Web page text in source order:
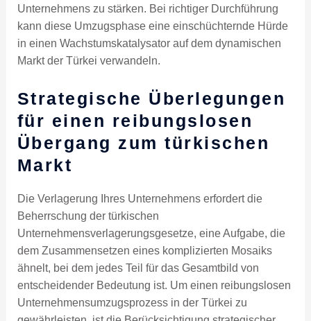
Unternehmens zu stärken. Bei richtiger Durchführung
kann diese Umzugsphase eine einschüchternde Hürde
in einen Wachstumskatalysator auf dem dynamischen
Markt der Türkei verwandeln.
Strategische Überlegungen
für einen reibungslosen
Übergang zum türkischen
Markt
Die Verlagerung Ihres Unternehmens erfordert die
Beherrschung der türkischen
Unternehmensverlagerungsgesetze, eine Aufgabe, die
dem Zusammensetzen eines komplizierten Mosaiks
ähnelt, bei dem jedes Teil für das Gesamtbild von
entscheidender Bedeutung ist. Um einen reibungslosen
Unternehmensumzugsprozess in der Türkei zu